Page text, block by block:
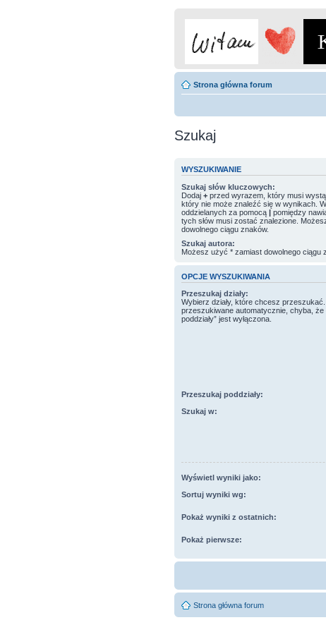
Strona główna forum
Szukaj
WYSZUKIWANIE
Szukaj słów kluczowych:
Dodaj + przed wyrazem, który musi
który nie może znaleźć się w wynikach.
oddzielanych za pomocą | pomiędzy
tych słów musi zostać znalezione.
dowolnego ciągu znaków.
Szukaj autora:
Możesz użyć * zamiast dowolnego ciągu
OPCJE WYSZUKIWANIA
Przeszukaj działy:
Wybierz działy, które chcesz przeszukać.
przeszukiwane automatycznie, chyba, że
poddziały” jest wyłączona.
Przeszukaj poddziały:
Szukaj w:
Wyświetl wyniki jako:
Sortuj wyniki wg:
Pokaż wyniki z ostatnich:
Pokaż pierwsze:
Strona główna forum